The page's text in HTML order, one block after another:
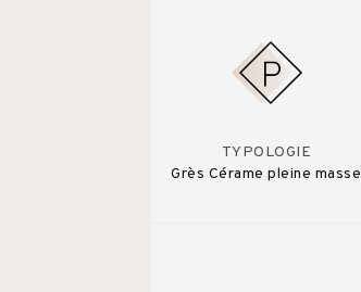
TYPOLOGIE
Grès Cérame pleine masse